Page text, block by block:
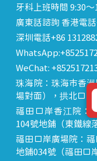
牙科上班時間 9:30
廣東話諮詢 香港電
深圳電話+86
WeChat:
珠海院：珠海市香
場對面），拱北口
福田口岸香江院：
104號地鋪（東鐵線
福田口岸廣場院：
地鋪034號（福田口